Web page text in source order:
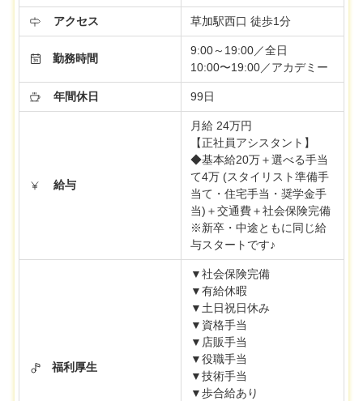
アクセス 草加駅西口 徒歩1分
勤務時間
9:00～19:00／全日
10:00〜19:00／アカデミー
年間休日 99日
給与
月給 24万円
【正社員アシスタント】
◆基本給20万＋選べる手当
て4万 (スタイリスト準備手
当て・住宅手当・奨学金手
当)＋交通費＋社会保険完備
※新卒・中途ともに同じ給
与スタートです♪
福利厚生
▼社会保険完備
▼有給休暇
▼土日祝日休み
▼資格手当
▼店販手当
▼役職手当
▼技術手当
▼歩合給あり